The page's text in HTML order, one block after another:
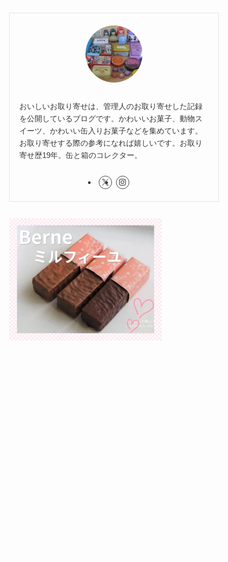
おいしいお取り寄せは、管理人のお取り寄せした記録
を公開しているブログです。かわいいお菓子、動物ス
イーツ、かわいい缶入りお菓子などを集めています。
お取り寄せする際の参考になれば嬉しいです。お取り
寄せ歴19年。缶と箱のコレクター。